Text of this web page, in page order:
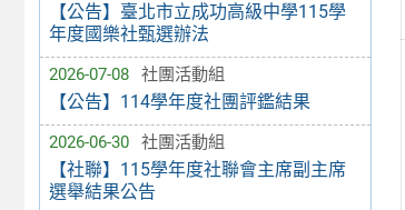
【公告】臺北市立成功高級中學115學
年度國樂社甄選辦法
2026-07-08 社團活動組
【公告】114學年度社團評鑑結果
2026-06-30 社團活動組
【社聯】115學年度社聯會主席副主席
選舉結果公告